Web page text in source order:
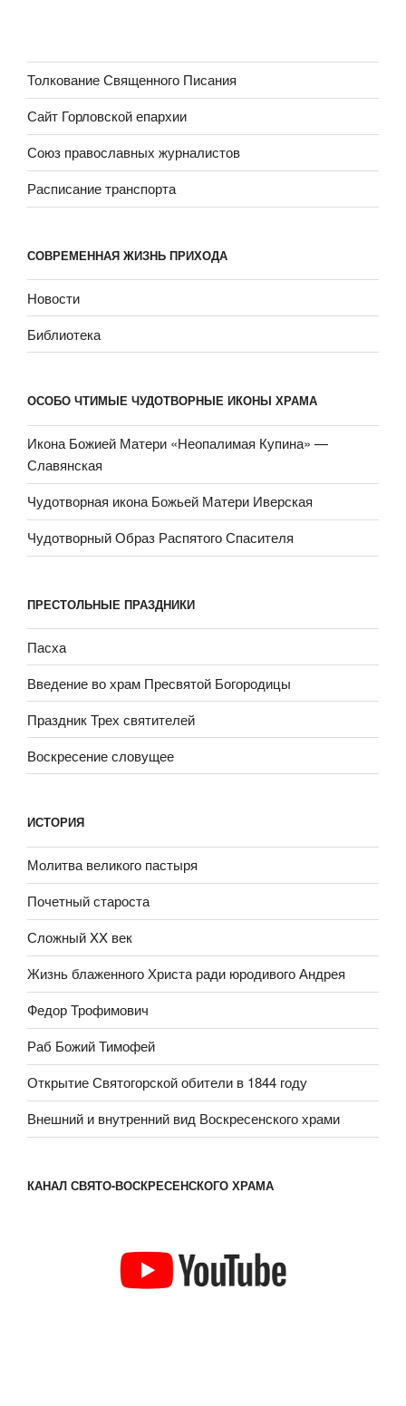
Толкование Священного Писания
Сайт Горловской епархии
Союз православных журналистов
Расписание транспорта
СОВРЕМЕННАЯ ЖИЗНЬ ПРИХОДА
Новости
Библиотека
ОСОБО ЧТИМЫЕ ЧУДОТВОРНЫЕ ИКОНЫ ХРАМА
Икона Божией Матери «Неопали­мая Купина» —
Славянская
Чудотворная икона Божьей Матери Иверская
Чудотворный Образ Распятого Спасителя
ПРЕСТОЛЬНЫЕ ПРАЗДНИКИ
Пасха
Введение во храм Пресвятой Богородицы
Праздник Трех святителей
Воскресение словущее
ИСТОРИЯ
Молитва великого пастыря
Почетный староста
Сложный XX век
Жизнь блаженного Христа ради юродивого Андрея
Федор Трофимович
Раб Божий Тимофей
Открытие Святогорской обители в 1844 году
Внешний и внутренний вид Воскресенского храми
КАНАЛ СВЯТО-ВОСКРЕСЕНСКОГО ХРАМА